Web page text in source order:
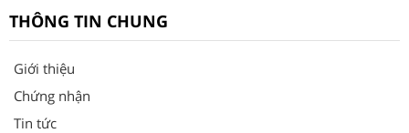
THÔNG TIN CHUNG
Giới thiệu
Chứng nhận
Tin tức